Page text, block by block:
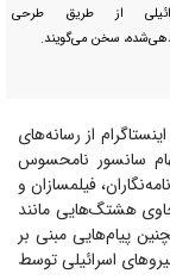
از طریق طرحی
سخن می‌گویند.
از رسانه‌های
سانسور نامحسوس
فیلمسازان و
هشتگ‌هایی مانند
پیام‌هایی مبنی بر
اسرائیلی توسط